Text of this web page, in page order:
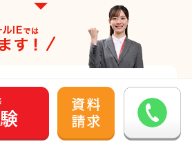
お子さまがやってくることが一番大切で
内容のものではなく、色々な種類のものを
きずにきちんと宿題をこなせるように指導